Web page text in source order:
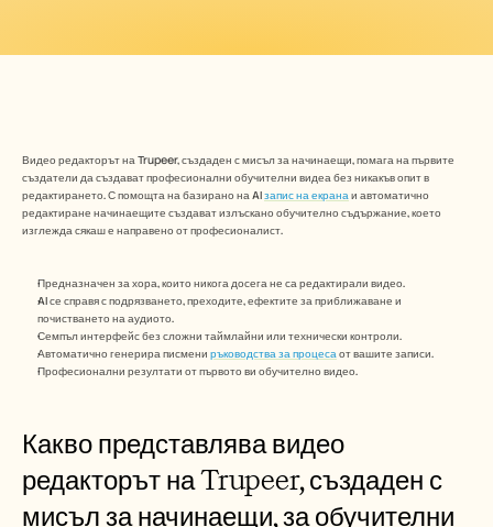
Видео редакторът на Trupeer, създаден с мисъл за начинаещи, помага на първите
създатели да създават професионални обучителни видеа без никакъв опит в
редактирането. С помощта на базирано на AI запис на екрана и автоматично
редактиране начинаещите създават излъскано обучително съдържание, което
изглежда сякаш е направено от професионалист.
Предназначен за хора, които никога досега не са редактирали видео.
AI се справя с подрязването, преходите, ефектите за приближаване и
почистването на аудиото.
Семпъл интерфейс без сложни таймлайни или технически контроли.
Автоматично генерира писмени ръководства за процеса от вашите записи.
Професионални резултати от първото ви обучително видео.
Какво представлява видео
редакторът на Trupeer, създаден с
мисъл за начинаещи, за обучителни
Истории на клиенти
Център за помощ
Кариери
Успех на клиента
Обучение
Вижте още примери за употреба